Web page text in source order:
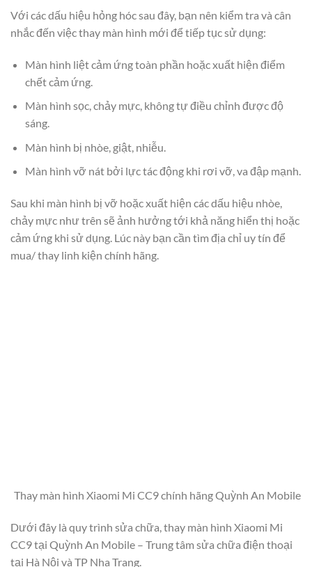
Với các dấu hiệu hỏng hóc sau đây, bạn nên kiểm tra và cân
nhắc đến việc thay màn hình mới để tiếp tục sử dụng:
Màn hình liệt cảm ứng toàn phần hoặc xuất hiện điểm
chết cảm ứng.
Màn hình sọc, chảy mực, không tự điều chỉnh được độ
sáng.
Màn hình bị nhòe, giật, nhiễu.
Màn hình vỡ nát bởi lực tác động khi rơi vỡ, va đập mạnh.
Sau khi màn hình bị vỡ hoặc xuất hiện các dấu hiệu nhòe,
chảy mực như trên sẽ ảnh hưởng tới khả năng hiển thị hoặc
cảm ứng khi sử dụng. Lúc này bạn cần tìm địa chỉ uy tín để
mua/ thay linh kiện chính hãng.
Thay màn hình Xiaomi Mi CC9 chính hãng Quỳnh An Mobile
Dưới đây là quy trình sửa chữa, thay màn hình Xiaomi Mi
CC9 tại Quỳnh An Mobile – Trung tâm sửa chữa điện thoại
tại Hà Nội và TP Nha Trang.